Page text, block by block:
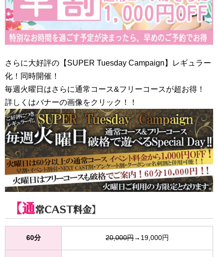
さらに大好評の【SUPER Tuesday Campaign】レギュラー
化！同時開催！
毎週火曜日はさらに通常コース&フリーコースが超お得！
詳しくはバナーの画像をクリック！！
【通常CAST料金】
60分 20,000円→19,000円